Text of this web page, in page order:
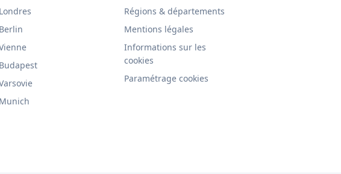
Londres
Berlin
Budapest
Munich
Régions & départements
Mentions légales
Informations sur les
cookies
Paramétrage cookies